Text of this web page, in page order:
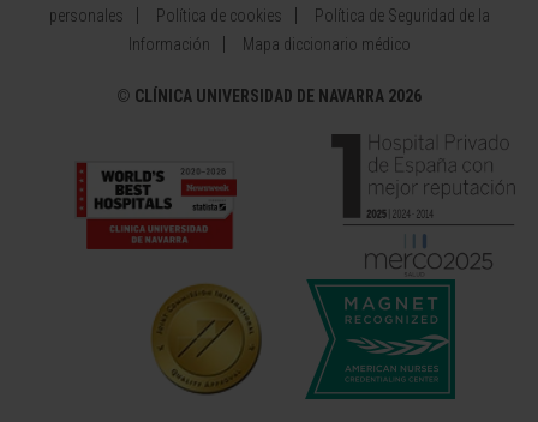
personales
Política de cookies
Política de Seguridad de la
Información
Mapa diccionario médico
© CLÍNICA UNIVERSIDAD DE NAVARRA 2026